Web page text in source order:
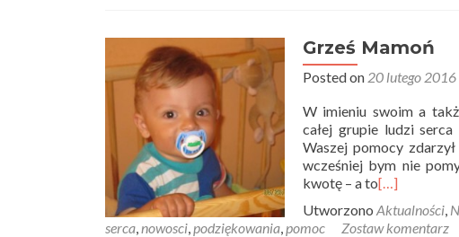
Grześ Mamoń
Posted on 20 lutego 2016
W imieniu swoim a
całej grupie ludzi
Waszej pomocy
wcześniej bym nie
kwotę – a to[…]
Utworzono Aktualności,
serca,nowosci,podziękowania,pomoc Zostaw komentarz